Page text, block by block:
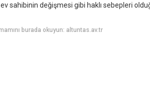
sahibinin değişmesi gibi haklı sebepleri
burada okuyun: altuntas.av.tr